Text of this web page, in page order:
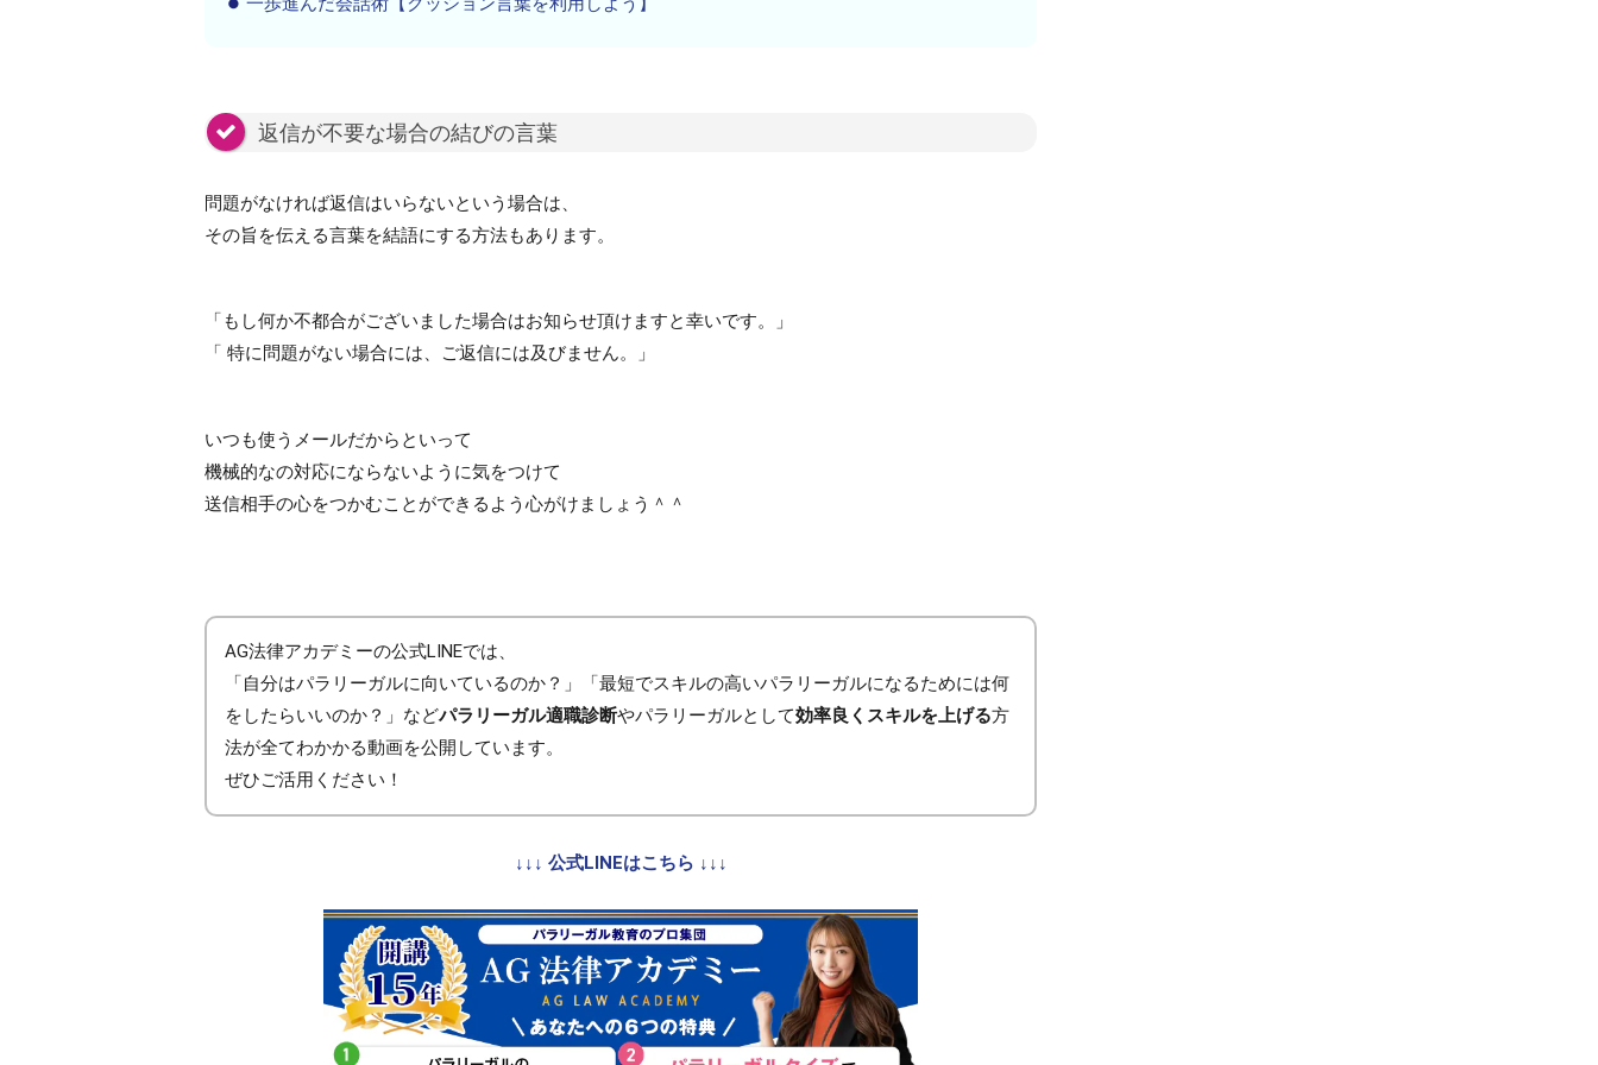
返信が不要な場合の結びの言葉
問題がなければ返信はいらないという場合は、
その旨を伝える言葉を結語にする方法もあります。
「もし何か不都合がございました場合はお知らせ頂けますと幸いです。」
「 特に問題がない場合には、ご返信には及びません。」
いつも使うメールだからといって
機械的なの対応にならないように気をつけて
送信相手の心をつかむことができるよう心がけましょう＾＾
AG法律アカデミーの公式LINEでは、
「自分はパラリーガルに向いているのか？」「最短でスキルの高いパラリーガルになるためには何
をしたらいいのか？」などパラリーガル適職診断やパラリーガルとして効率良くスキルを上げる方
法が全てわかかる動画を公開しています。
ぜひご活用ください！
↓↓↓ 公式LINEはこちら ↓↓↓